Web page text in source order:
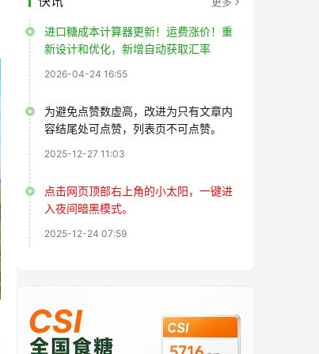
进口糖成本计算器更新！运费涨价！重
新设计和优化，新增自动获取汇率
2026-04-24 16:55
为避免点赞数虚高，改进为只有文章内
容结尾处可点赞，列表页不可点赞。
2025-12-27 11:03
点击网页顶部右上角的小太阳，一键进
入夜间暗黑模式。
2025-12-24 07:59